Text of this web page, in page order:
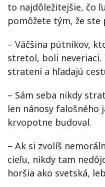
to najdôležitejšie, čo
pomôžete tým, že ste
– Väčšina pútnikov,
stretol, boli neveriaci.
stratení a hľadajú
– Sám seba nikdy
len nánosy falošného
krvopotne budoval.
– Ak si zvolíš
cieľu, nikdy tam
horšia ako svetská,